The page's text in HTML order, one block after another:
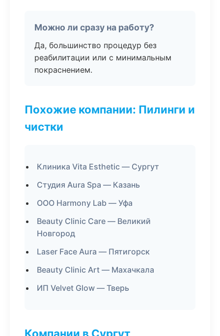
Можно ли сразу на работу?
Да, большинство процедур без
реабилитации или с минимальным
покраснением.
Похожие компании: Пилинги и
чистки
Клиника Vita Esthetic — Сургут
Студия Aura Spa — Казань
ООО Harmony Lab — Уфа
Beauty Clinic Care — Великий
Новгород
Laser Face Aura — Пятигорск
Beauty Clinic Art — Махачкала
ИП Velvet Glow — Тверь
Компании в Сургут